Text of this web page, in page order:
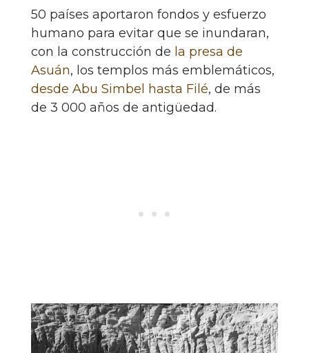
50 países aportaron fondos y esfuerzo
humano para evitar que se inundaran,
con la construcción de la presa de
Asuán, los templos más emblemáticos,
desde Abu Simbel hasta Filé, de más
de 3 000 años de antigüedad.